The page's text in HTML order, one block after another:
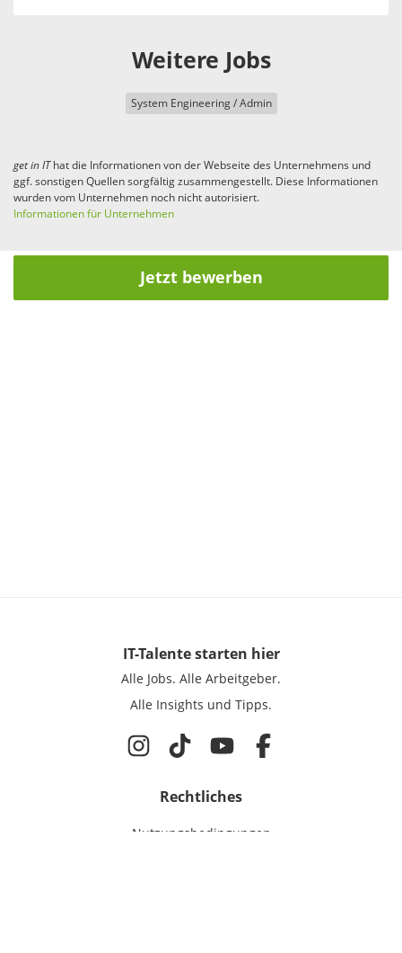
Weitere Jobs
System Engineering / Admin
get in IThat die Informationen von der Webseite des Unternehmens und
ggf. sonstigen Quellen sorgfältig zusammengestellt. Diese Informationen
wurden vom Unternehmen noch nicht autorisiert.
Informationen für Unternehmen
Jetzt bewerben
IT-Talentestarten hier
Alle Jobs. Alle Arbeitgeber.
Alle Insights und Tipps.
Rechtliches
Nutzungsbedingungen